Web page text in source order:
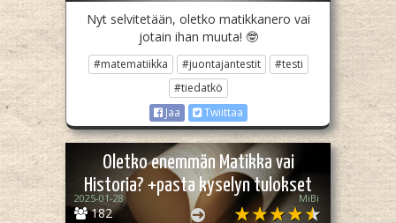
Nyt selvitetään, oletko matikkanero vai
jotain ihan muuta! 🤓
#matematiikka #juontajantestit
#testi
#tiedatkö
Jaa
Twiittaa
Oletko enemmän Matikka vai
Historia? +pasta kyselyn tulokset
182
2025-01-28 MiBi